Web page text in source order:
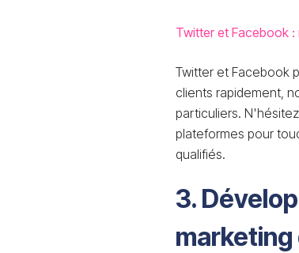
Twitter et Facebook :
Twitter et Facebook
clients rapidement,
particuliers.
plateformes pour
qualifiés.
3.